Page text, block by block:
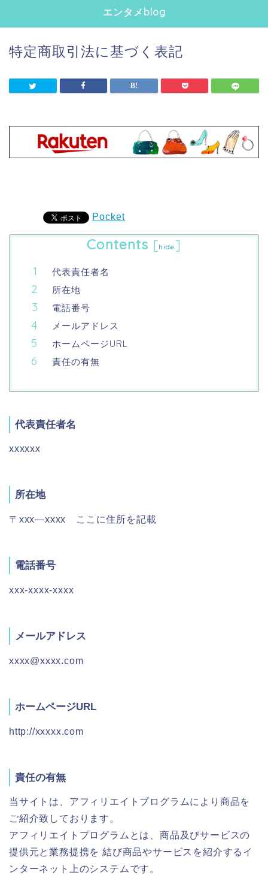
エンタメblog
特定商取引法に基づく表記
Pocket
Contents [hide ]
代表責任者名
所在地
電話番号
メールアドレス
ホームページURL
責任の有無
代表責任者名
xxxxxx
所在地
〒xxx―xxxx ここに住所を記載
電話番号
xxx-xxxx-xxxx
メールアドレス
xxxx@xxxx.com
ホームページURL
http://xxxxx.com
責任の有無
当サイトは、アフィリエイトプログラムにより商品を
ご紹介致しております。
アフィリエイトプログラムとは、商品及びサービスの
提供元と業務提携を 結び商品やサービスを紹介するイ
ンターネット上のシステムです。